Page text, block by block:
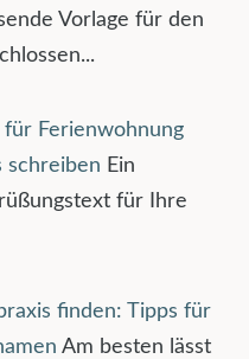
Vorlage für den
für Ferienwohnung
schreiben Ein
für Ihre
finden: Tipps für
Am besten lässt